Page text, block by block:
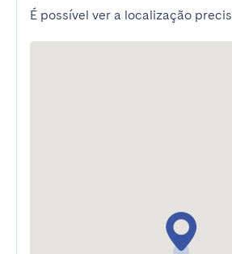
É possível ver a localização